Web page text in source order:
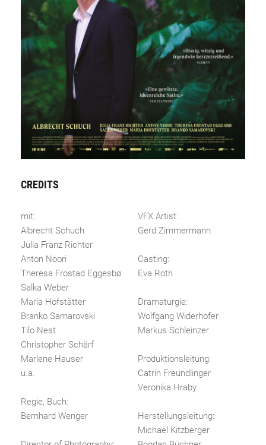
CREDITS
mit:
Albrecht Schuch
Julia Franz Richter
Anton Noori
Theresa Frostad Eggesbø
Salka Weber
Maria Hofstätter
Branko Samarovski
Tilo Nest
Christopher Schärf
Marlene Hauser
u.a.
Regie, Buch:
Bernhard Wenger
VFX Artist:
Gerd Zimmermann
Casting:
Eva Roth
Dramaturgie:
Wolfgang Widerhofer
Markus Schleinzer
Produktionsleitung:
Catrin Freundlinger
Veronika Hraby
Herstellungsleitung:
Michael Kitzberger